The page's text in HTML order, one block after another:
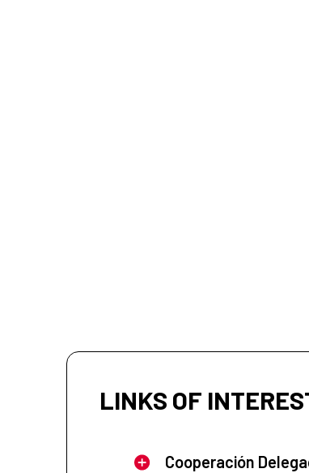
LINKS OF
Cooperación